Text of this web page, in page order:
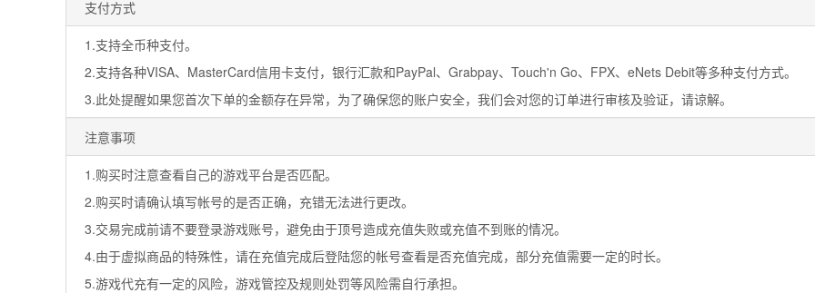
支付方式
1.支持全币种支付。
2.支持各种VISA、MasterCard信用卡支付，银行汇款和PayPal、Grabpay、Touch'n Go、FPX、eNets Debit等多种支付方式。
3.此处提醒如果您首次下单的金额存在异常，为了确保您的账户安全，我们会对您的订单进行审核及验证，请谅解。
注意事项
1.购买时注意查看自己的游戏平台是否匹配。
2.购买时请确认填写帐号的是否正确，充错无法进行更改。
3.交易完成前请不要登录游戏账号，避免由于顶号造成充值失败或充值不到账的情况。
4.由于虚拟商品的特殊性，请在充值完成后登陆您的帐号查看是否充值完成，部分充值需要一定的时长。
5.游戏代充有一定的风险，游戏管控及规则处罚等风险需自行承担。